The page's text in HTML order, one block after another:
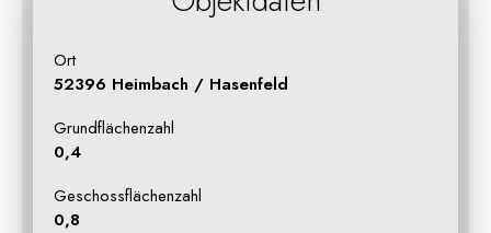
Ort
52396 Heimbach / Hasenfeld
Grundflächenzahl
0,4
Geschossflächenzahl
0,8